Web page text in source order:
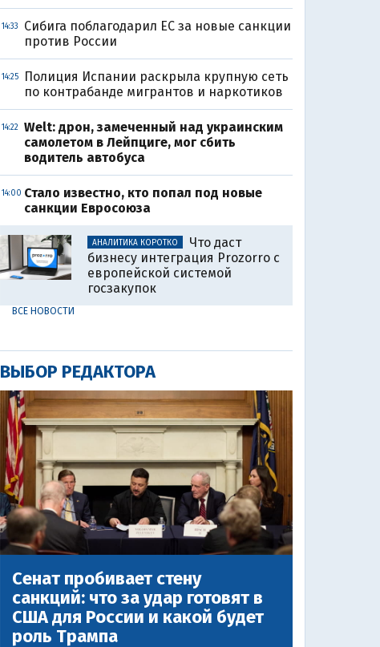
14:33
Сибига поблагодарил ЕС за новые санкции
против России
14:25
Полиция Испании раскрыла крупную сеть
по контрабанде мигрантов и наркотиков
14:22
Welt: дрон, замеченный над украинским
самолетом в Лейпциге, мог сбить
водитель автобуса
14:00 Стало известно, кто попал под новые
санкции Евросоюза
АНАЛИТИКА КОРОТКО
Что даст
бизнесу интеграция Prozorro с
европейской системой
госзакупок
ВСЕ НОВОСТИ
ВЫБОР РЕДАКТОРА
Сенат пробивает стену
санкций: что за удар готовят в
США для России и какой будет
роль Трампа